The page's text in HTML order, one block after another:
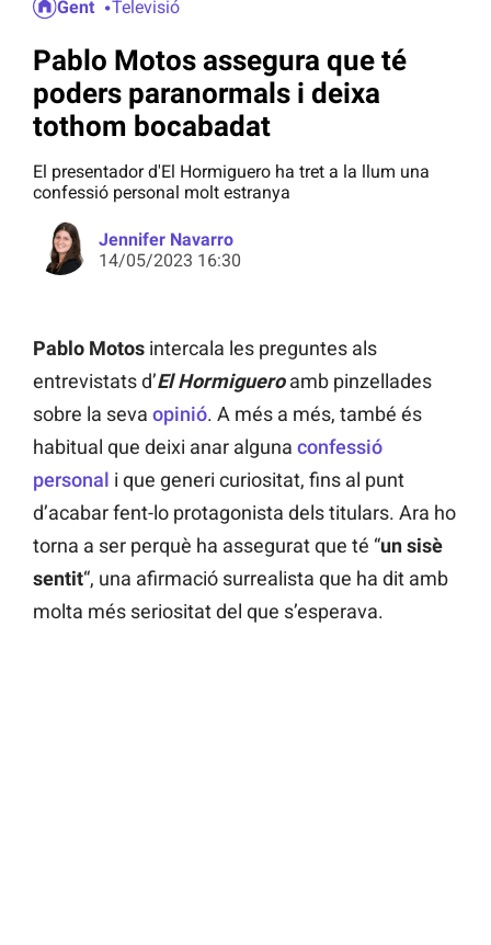
Gent Televisió
Pablo Motos assegura que té
poders paranormals i deixa
tothom bocabadat
El presentador d'El Hormiguero ha tret a la llum una
confessió personal molt estranya
Jennifer Navarro
14/05/2023 16:30
Pablo Motos intercala les preguntes als
entrevistats d’El Hormigueroamb pinzellades
sobre la seva opinió. A més a més, també és
habitual que deixi anar alguna confessió
personal i que generi curiositat, fins al punt
d’acabar fent-lo protagonista dels titulars. Ara ho
torna a ser perquè ha assegurat que té “un sisè
sentit“, una afirmació surrealista que ha dit amb
molta més seriositat del que s’esperava.